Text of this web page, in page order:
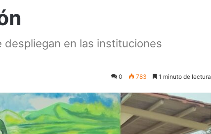
despliegan en las instituciones
0 783 1 minuto de lectura